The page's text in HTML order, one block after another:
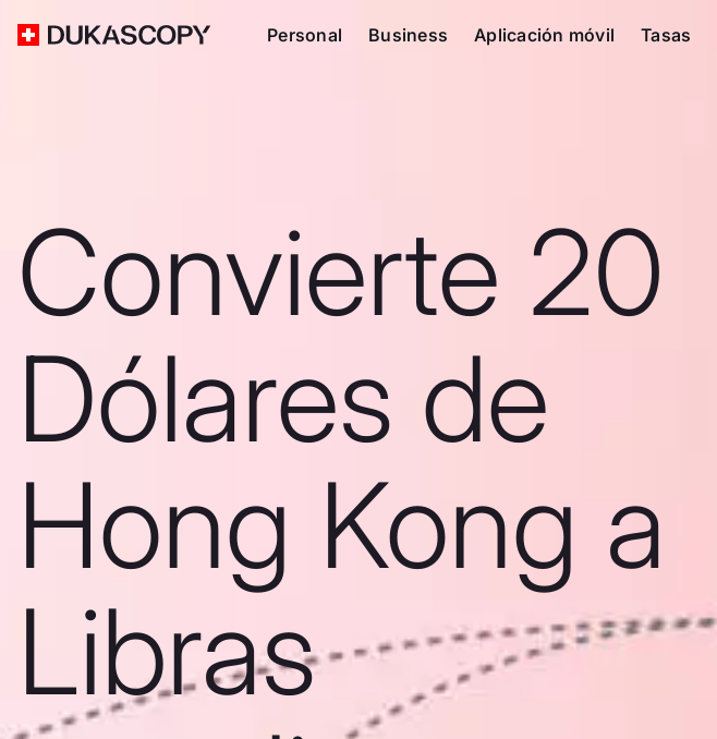
Personal Business Aplicación móvil Tasas
Convierte 20
Dólares de
Hong Kong a
Libras